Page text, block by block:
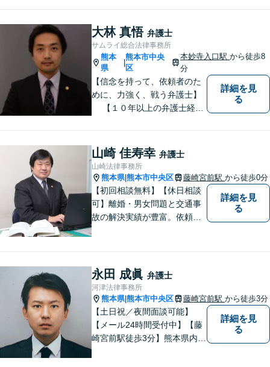
用】証拠集めから手厚くサポ
ート。企業からのご相談も承
ります【交通事故】弁護士費
用特約の利用可【夜間・休日
面談可】
大林 真悟 弁護士
サムライ総合法律事務所
熊本
県
|
熊本市中央
区
本妙寺入口駅から徒歩8
分
【信念を持って、依頼者のた
めに、力強く、戦う弁護士】
【１０年以上の弁護士経
等の男女トラブル、③顧問弁
護の３つの分野に力を注ぐ弁
護士】
詳細を見
る
山崎 佳寿幸 弁護士
山崎法律事務所
熊本県|熊本市中央区 藤崎宮前駅 から徒歩0分
【初回相談無料】【休日相談
可】離婚・男女問題と交通事
故の解決実績が豊富。依頼者
ださい。【熊本市中心部】地
域に密着した町医者みたいな
弁護士です。
詳細を見
る
永田 成眞 弁護士
河津法律事務所
熊本県|熊本市中央区 藤崎宮前駅 から徒歩3分
【土日祝／夜間面談可能】
【メール24時間受付中】【藤
崎宮前駅徒歩3分】熊本県内及
詳細を見
る